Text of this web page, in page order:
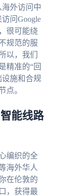
外访问中
问Google
很可能绕
规范的服
以，我们
精准的“回
设施和合规
点。
能线路
编织的全
海外华人
在伦敦的
，获得最